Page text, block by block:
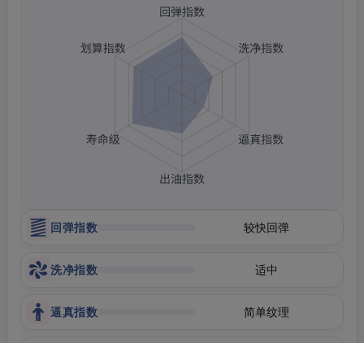
回弹指数 较快回弹
洗净指数 适中
逼真指数 简单纹理